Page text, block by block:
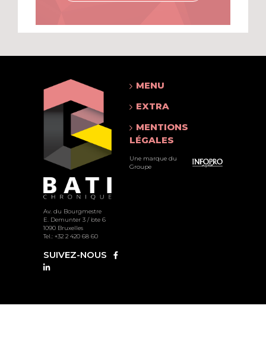
Av. du Bourgmestre
E. Demunter 3 / bte 6
1090 Bruxelles
Tel.: +32 2 420 68 60
SUIVEZ-NOUS
MENU
EXTRA
MENTIONS
LÉGALES
Une marque du
Groupe